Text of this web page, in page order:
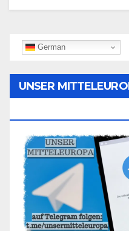
German
UNSER